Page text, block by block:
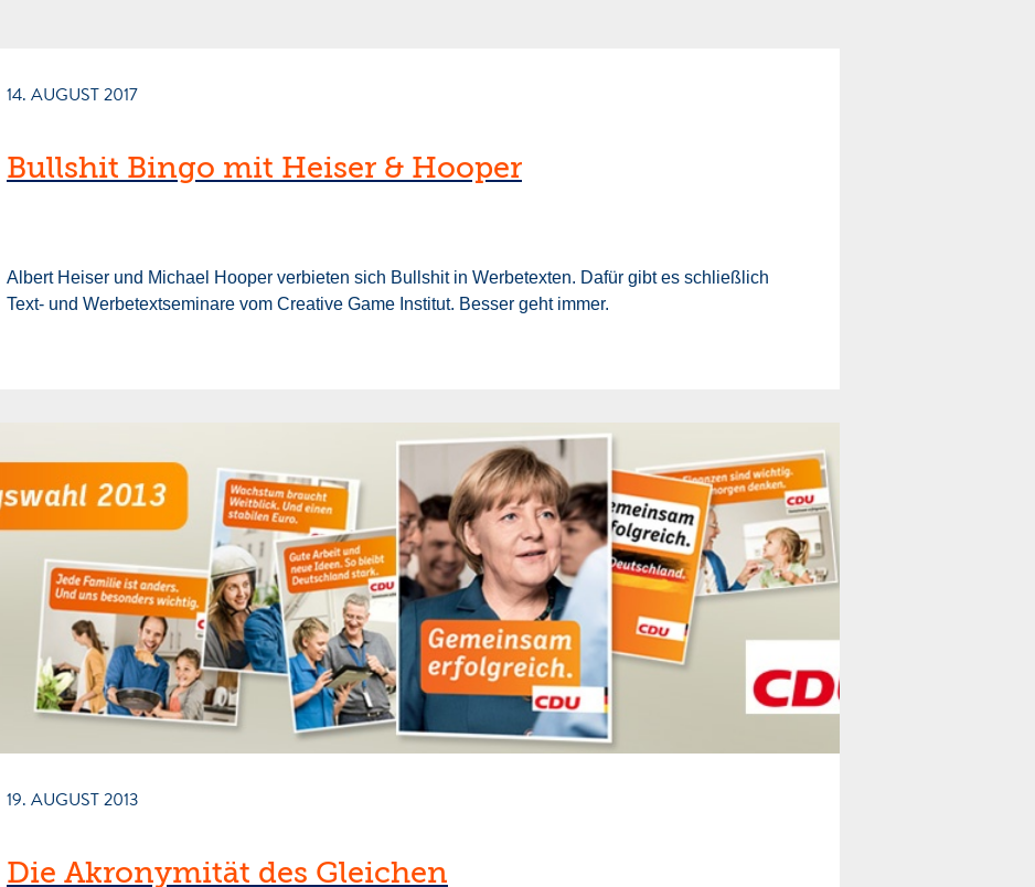
14. AUGUST 2017
Bullshit Bingo mit Heiser & Hooper
Albert Heiser und Michael Hooper verbieten sich Bullshit in Werbetexten. Dafür gibt es schließlich
Text- und Werbetextseminare vom Creative Game Institut. Besser geht immer.
19. AUGUST 2013
Die Akronymität des Gleichen